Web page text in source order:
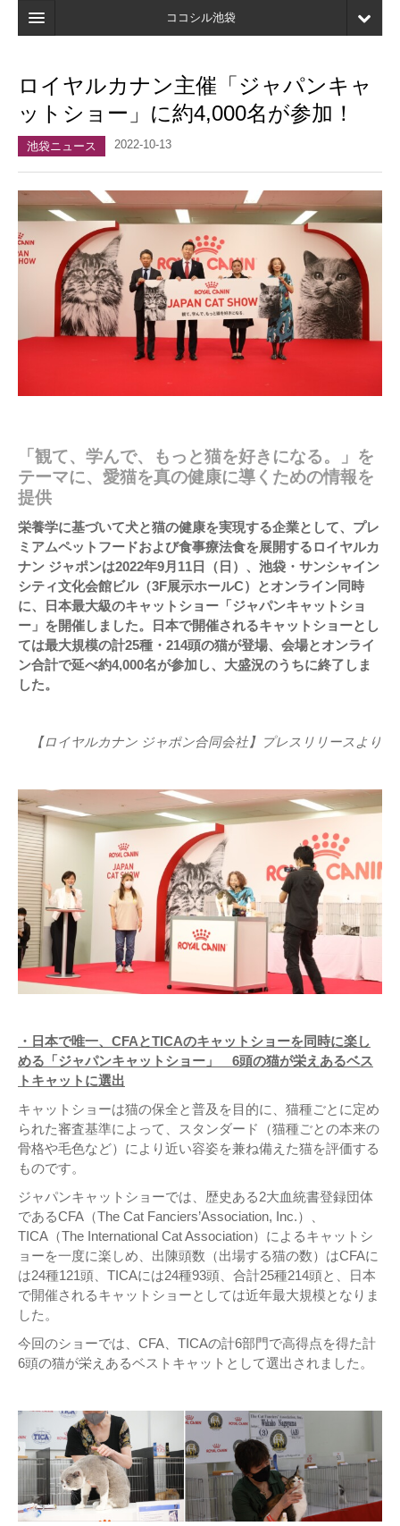
ココシル池袋
検索
店舗・施設最新情報
マイページ
ブックマーク
ロイヤルカナン主催「ジャパンキャ
ットショー」に約4,000名が参加！
池袋ニュース 2022-10-13
「観て、学んで、もっと猫を好きになる。」を
テーマに、愛猫を真の健康に導くための情報を
提供
栄養学に基づいて犬と猫の健康を実現する企業として、プレ
ミアムペットフードおよび食事療法食を展開するロイヤルカ
ナン ジャポンは2022年9月11日（日）、池袋・サンシャイン
シティ文化会館ビル（3F展示ホールC）とオンライン同時
に、日本最大級のキャットショー「ジャパンキャットショ
ー」を開催しました。日本で開催されるキャットショーとし
ては最大規模の計25種・214頭の猫が登場、会場とオンライ
ン合計で延べ約4,000名が参加し、大盛況のうちに終了しま
した。
【ロイヤルカナン ジャポン合同会社】プレスリリースより
・日本で唯一、CFAとTICAのキャットショーを同時に楽し
める「ジャパンキャットショー」 6頭の猫が栄えあるベス
トキャットに選出
キャットショーは猫の保全と普及を目的に、猫種ごとに定め
られた審査基準によって、スタンダード（猫種ごとの本来の
骨格や毛色など）により近い容姿を兼ね備えた猫を評価する
ものです。
ジャパンキャットショーでは、歴史ある2大血統書登録団体
であるCFA（The Cat Fanciers’Association, Inc.）、
TICA（The International Cat Association）によるキャットシ
ョーを一度に楽しめ、出陳頭数（出場する猫の数）はCFAに
は24種121頭、TICAには24種93頭、合計25種214頭と、日本
で開催されるキャットショーとしては近年最大規模となりま
した。
今回のショーでは、CFA、TICAの計6部門で高得点を得た計
6頭の猫が栄えあるベストキャットとして選出されました。